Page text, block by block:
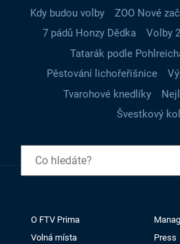
Kdy budou volby
ZOO Nové
7 pádů Honzy Dědka
Volby
Tatarák podle
Pěstování lichořeřišnice
Tvarohové knedlíky
Švestkový
O FTV Prima
Volná místa
Press